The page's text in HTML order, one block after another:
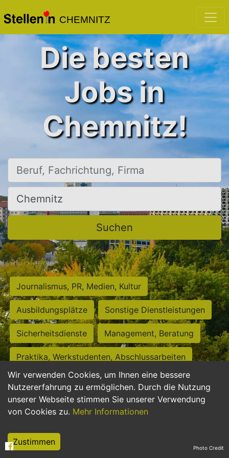
CHEMNITZ
Wir verwenden Cookies, um Ihnen eine bessere
Nutzererfahrung zu ermöglichen. Durch die Nutzung
unserer Webseite stimmen Sie unserer Verwendung
von Cookies zu. Mehr Informationen
Zustimmen
Die besten
Jobs in
Chemnitz!
Beruf, Fachrichtung, Firma
Ort, Stadt
Suchen
Journalismus, PR, Medien, Kultur
Ausbildungsplätze Sonstige Dienstleistungen
Sicherheitsdienste Management, Beratung
Praktika, Werkstudenten, Abschlussarbeiten
Personalwesen Assistenz, Sekretariat
Hilfskräfte, Aushilfs- und Nebenjobs
Weiterbildung, Studium, duale Ausbildung Photo Credit